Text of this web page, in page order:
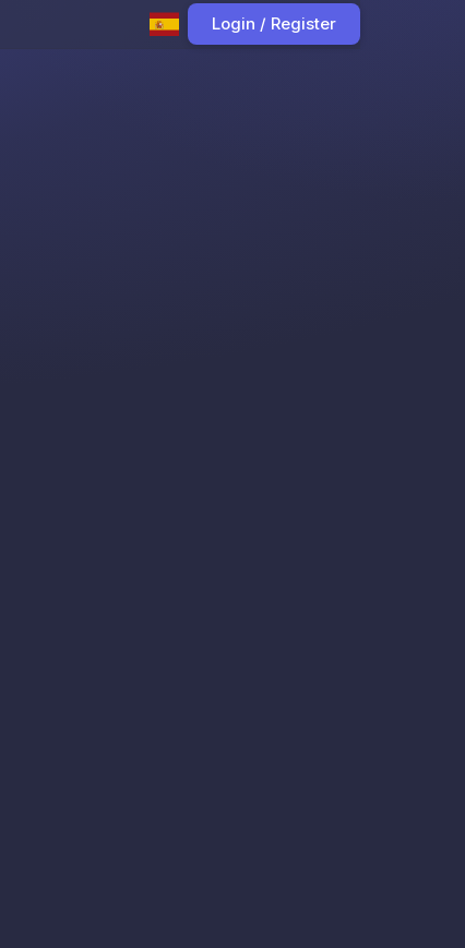
Login / Register